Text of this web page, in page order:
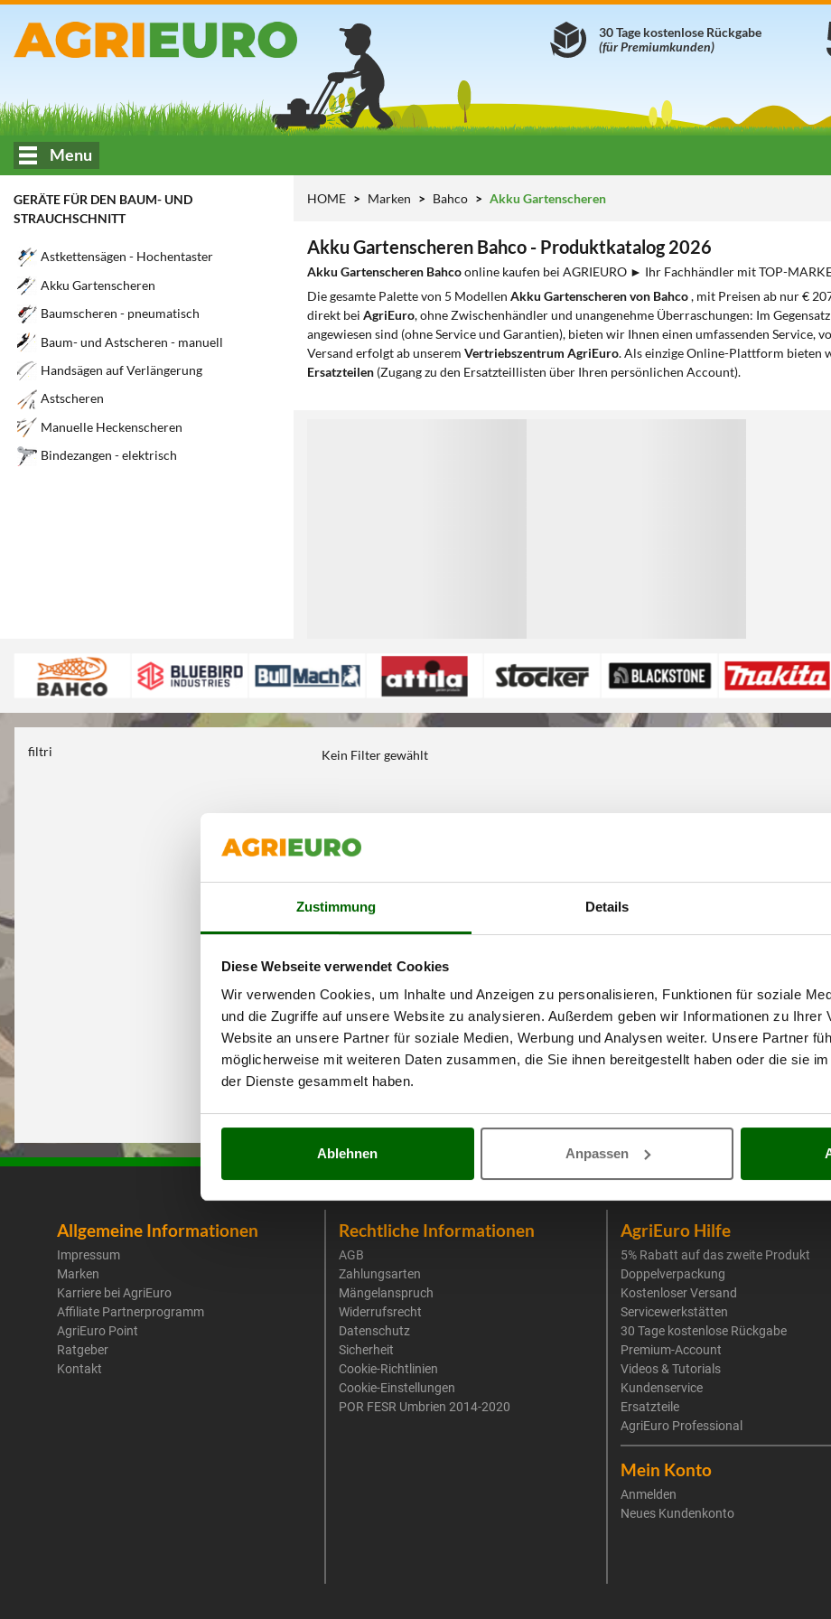
Zustimmung Details
Diese Webseite verwendet Cookies
Wir verwenden Cookies, um Inhalte und Anzeigen zu personalisieren, Funktionen für soziale
und die Zugriffe auf unsere Website zu analysieren. Außerdem geben wir Informationen zu Ihrer
Website an unsere Partner für soziale Medien, Werbung und Analysen weiter. Unsere Partner
möglicherweise mit weiteren Daten zusammen, die Sie ihnen bereitgestellt haben oder die sie
der Dienste gesammelt haben.
Ablehnen Anpassen
30 Tage kostenlose Rückgabe
(für Premiumkunden)
Menu
GERÄTE FÜR DEN BAUM- UND
STRAUCHSCHNITT
Astkettensägen - Hochentaster
Akku Gartenscheren
Baumscheren - pneumatisch
Baum- und Astscheren - manuell
Handsägen auf Verlängerung
Astscheren
Manuelle Heckenscheren
Bindezangen - elektrisch
HOME Marken Bahco Akku Gartenscheren
Akku Gartenscheren Bahco - Produktkatalog 2026
Akku Gartenscheren Bahcoonline kaufen bei AGRIEURO ► Ihr Fachhändler mit TOP-
Die gesamte Palette von 5 Modellen Akku Gartenscheren von Bahco, mit Preisen ab nur €
direkt bei AgriEuro, ohne Zwischenhändler und unangenehme Überraschungen: Im
angewiesen sind (ohne Service und Garantien), bieten wir Ihnen einen umfassenden
Versand erfolgt ab unserem Vertriebszentrum AgriEuro. Als einzige Online-Plattform bieten
Ersatzteilen (Zugang zu den Ersatzteillisten über Ihren persönlichen Account).
filtri Kein Filter gewählt
Allgemeine Informationen
Impressum
Marken
Karriere bei AgriEuro
Affiliate Partnerprogramm
AgriEuro Point
Ratgeber
Kontakt
Rechtliche Informationen
AGB
Zahlungsarten
Mängelanspruch
Widerrufsrecht
Datenschutz
Sicherheit
Cookie-Richtlinien
Cookie-Einstellungen
POR FESR Umbrien 2014-2020
AgriEuro Hilfe
5% Rabatt auf das zweite Produkt
Doppelverpackung
Kostenloser Versand
Servicewerkstätten
30 Tage kostenlose Rückgabe
Premium-Account
Videos & Tutorials
Kundenservice
Ersatzteile
AgriEuro Professional
Mein Konto
Anmelden
Neues Kundenkonto